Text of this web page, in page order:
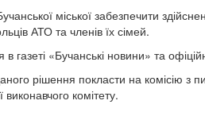
міської забезпечити
АТО та членів їх сімей.
газеті «Бучанські новини» та
рішення покласти на комісію з
комітету.